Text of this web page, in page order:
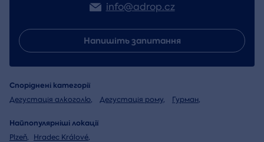
info@adrop.cz
Напишіть запитання
Споріднені категорії
Дегустація алкоголю, Дегустація рому, Гурман,
Найпопулярніші локації
Plzeň, Hradec Králové,